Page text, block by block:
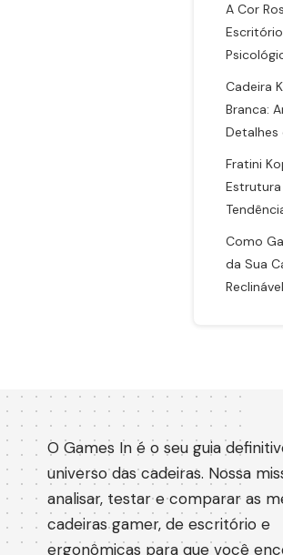
A Cor
Cadeira
Branca:
Fratini
Como
da Sua
O Games In é o seu guia
universo das cadeiras. Nossa
analisar, testar e comparar as
cadeiras gamer, de escritório e
ergonômicas para que você